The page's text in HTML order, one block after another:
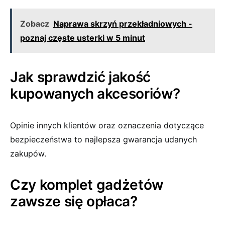
Zobacz Naprawa skrzyń przekładniowych -
poznaj częste usterki w 5 minut
Jak sprawdzić jakość
kupowanych akcesoriów?
Opinie innych klientów oraz oznaczenia dotyczące
bezpieczeństwa to najlepsza gwarancja udanych
zakupów.
Czy komplet gadżetów
zawsze się opłaca?